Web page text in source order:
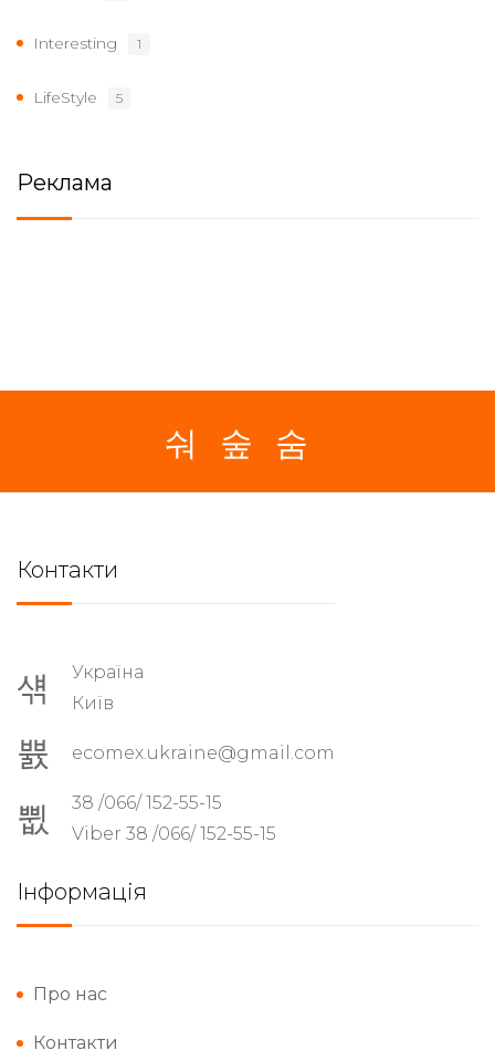
Interesting 1
LifeStyle 5
Реклама
Контакти
Україна
Київ
ecomex.ukraine@gmail.com
38 /066/ 152-55-15
Viber 38 /066/ 152-55-15
Інформація
Про нас
Контакти